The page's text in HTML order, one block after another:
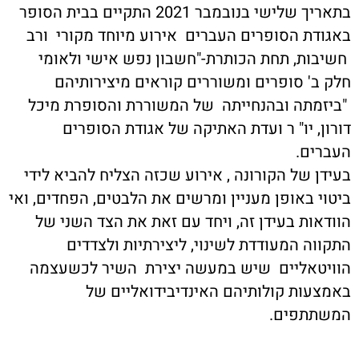
בתאריך שלישי בנובמבר 2021 התקיים בבית הסופר
באגודת הסופרים העברים אירוע מיוחד מקורי ורב
חשיבות, תחת הכותרת-"חשבון נפש אישי ולאומי
חלק ב' סופרים ומשוררים קוראים מיצירותיהם
"ביזמתה ובהנחייתה של המשוררת והסופרת מיכל
דורון, יו" ר ועדת האתיקה של אגודת הסופרים
העברים.
בעידן של הקורונה , אירוע שכזה הצליח להביא לידי
ביטוי באופן מעניין ומרשים את הלבטים, הפחדים, ואי
הוודאות בעידן זה, ויחד עם זאת את הצד השני של
התקווה המעודדת לשינוי, ליצירתיות ולצדדים
הוויטאליים שיש במעשה יצירת השיר לכשעצמה
באמצעות קולותיהם האינדיבידואליים של
המשתתפים.